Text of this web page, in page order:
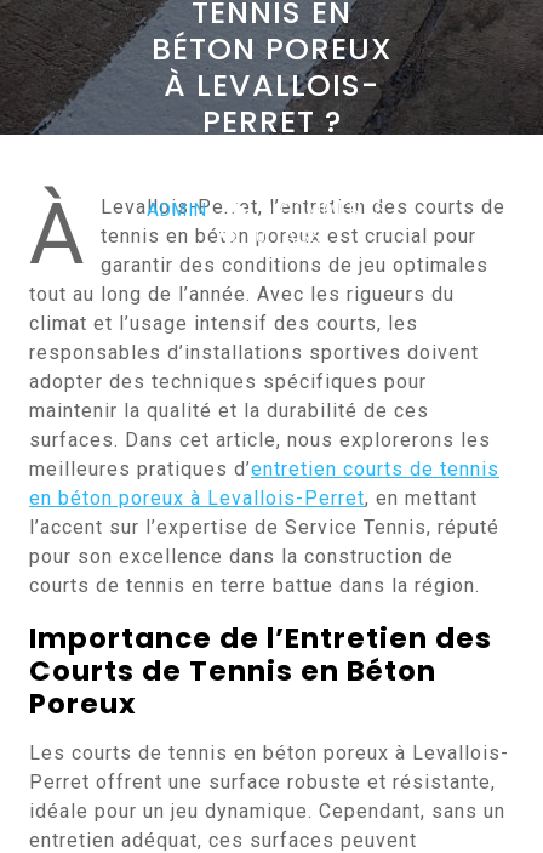
TENNIS EN
BÉTON POREUX
À LEVALLOIS-
PERRET ?
ADMIN
0 COMMENTS
0 TAGS
À
Levallois-Perret, l’entretien des courts de
tennis en béton poreux est crucial pour
garantir des conditions de jeu optimales
tout au long de l’année. Avec les rigueurs du
climat et l’usage intensif des courts, les
responsables d’installations sportives doivent
adopter des techniques spécifiques pour
maintenir la qualité et la durabilité de ces
surfaces. Dans cet article, nous explorerons les
meilleures pratiques d’entretien courts de tennis
en béton poreux à Levallois-Perret, en mettant
l’accent sur l’expertise de Service Tennis, réputé
pour son excellence dans la construction de
courts de tennis en terre battue dans la région.
Importance de l’Entretien des
Courts de Tennis en Béton
Poreux
Les courts de tennis en béton poreux à Levallois-
Perret offrent une surface robuste et résistante,
idéale pour un jeu dynamique. Cependant, sans un
entretien adéquat, ces surfaces peuvent